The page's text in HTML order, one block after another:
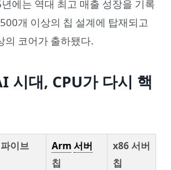
에는 역대 최고 매출 성장을 기록
개 이상의 칩 설계에 탑재되고
의 코어가 출하됐다.
시대, CPU가 다시 핵
이브 Arm서버
칩
x86 서버
칩